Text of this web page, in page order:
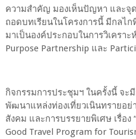
ความสำคัญ มองเห็นปัญหา และจุ
ถอดบทเรียนในโครงการนี้ มีกลไ
มาเป็นองค์ประกอบในการวิเครา
Purpose Partnership และ
กิจกรรมการประชุมฯ ในครั้งนี้ จะ
พัฒนาแหล่งท่องเที่ยวเนินทรายอย่
สังคม และการบรรยายพิเศษ เรื่อง
Good Travel Program for